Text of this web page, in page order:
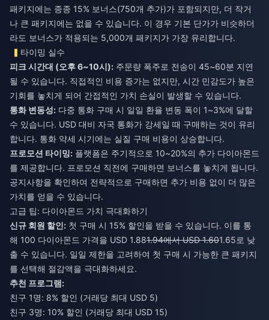
패키지에는 종종 15% 보너스(750개 추가)가 포함되지만, 더 작거
나 큰 패키지에는 없을 수 있습니다. 이 경우 기본 단가가 비슷하더
라도 보너스가 적용되는 5,000개 패키지가 가장 유리합니다.
타이밍 실수
피크 시간대 (오후 6~10시): 주문량 폭주로 전송이 45~60분 지연
될 수 있습니다. 직접적인 비용 증가는 없지만, 시간 민감도가 높은
기회를 놓치게 되어 간접적인 가치 손실이 발생할 수 있습니다.
통화 변동성: 다중 통화 구매 시 일일 환율 변동 폭이 1~3%에 달할
수 있습니다. USD 대비 자국 통화가 강세일 때 구매하는 것이 유리
합니다. 통화 약세 시기에는 실질 구매 비용이 상승합니다.
프로모션 타이밍: 플랫폼은 주기적으로 10~20%의 추가 다이아몬드
를 제공합니다. 프로모션 직전에 구매하면 보너스를 놓치게 됩니다.
공지사항을 확인하여 전략적으로 구매하면 추가 비용 없이 더 많은
가치를 얻을 수 있습니다.
고급 팁: 다이아몬드 가치 극대화하기
신규 회원 할인: 첫 구매 시 15% 할인을 받을 수 있습니다. 이를 통
해 100 다이아몬드 가격을 USD 1.881.94에서 USD 1.601.65로 낮
출 수 있습니다. 일일 제한을 고려하여 첫 구매 시 가능한 큰 패키지
를 선택해 절감액을 극대화하세요.
추천 프로그램:
친구 1명: 8% 할인 (거래당 최대 USD 5)
친구 3명: 10% 할인 (거래당 최대 USD 15)